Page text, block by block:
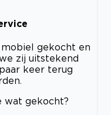
gekocht en
zij uitstekend
keer terug
wat gekocht?